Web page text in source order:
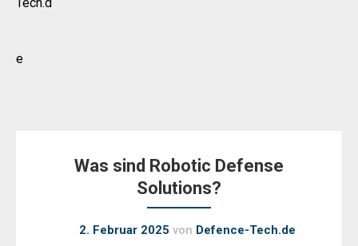
Was sind Robotic Defense
Solutions?
2. Februar 2025 von Defence-Tech.de